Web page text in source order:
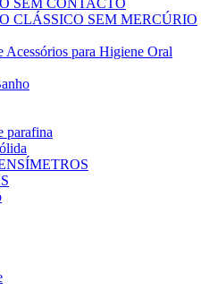
SEM CONTACTO
CLÁSSICO SEM MERCÚRIO
Acessórios para Higiene Oral
parafina